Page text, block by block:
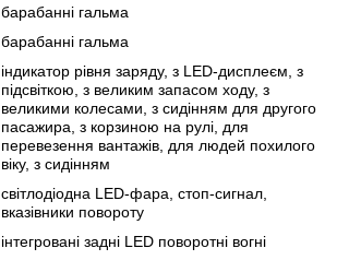
барабанні гальма
барабанні гальма
індикатор рівня заряду, з LED-дисплеєм, з
підсвіткою, з великим запасом ходу, з
великими колесами, з сидінням для другого
пасажира, з корзиною на рулі, для
перевезення вантажів, для людей похилого
віку, з сидінням
світлодіодна LED-фара, стоп-сигнал,
вказівники повороту
інтегровані задні LED поворотні вогні